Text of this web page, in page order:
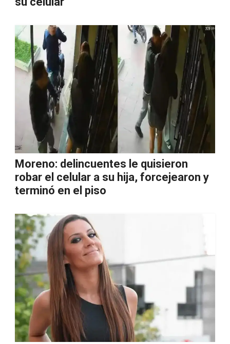
Moreno: delincuentes le quisieron
robar el celular a su hija, forcejearon y
terminó en el piso